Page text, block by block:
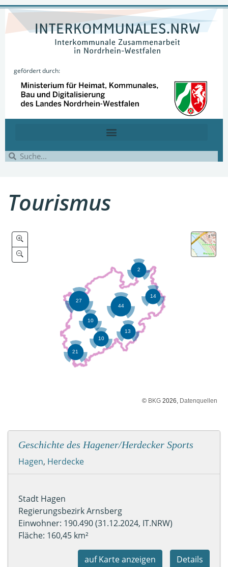
gefördert durch:
Tourismus
© BKG 2026, Datenquellen
Geschichte des Hagener/Herdecker Sports
Hagen, Herdecke
Stadt Hagen
Regierungsbezirk Arnsberg
Einwohner: 190.490 (31.12.2024, IT.NRW)
Fläche: 160,45 km²
Details
auf Karte anzeigen